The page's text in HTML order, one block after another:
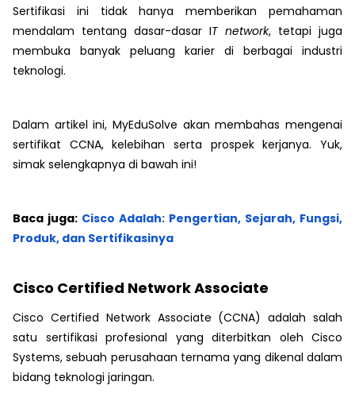
Sertifikasi ini tidak hanya memberikan pemahaman
mendalam tentang dasar-dasar IT network, tetapi juga
membuka banyak peluang karier di berbagai industri
teknologi.
Dalam artikel ini, MyEduSolve akan membahas mengenai
sertifikat CCNA, kelebihan serta prospek kerjanya. Yuk,
simak selengkapnya di bawah ini!
Baca juga: Cisco Adalah: Pengertian, Sejarah, Fungsi,
Produk, dan Sertifikasinya
Cisco Certified Network Associate
Cisco Certified Network Associate (CCNA) adalah salah
satu sertifikasi profesional yang diterbitkan oleh Cisco
Systems, sebuah perusahaan ternama yang dikenal dalam
bidang teknologi jaringan.